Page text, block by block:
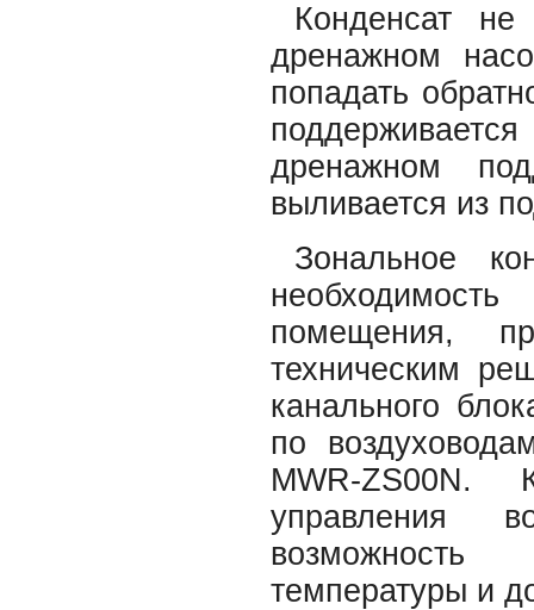
Конденсат
дренажном
попадать
дренажном
выливается из
Зональное
помещения,
техническим
канального
по
MWR-ZS00N.
управления
возможность
температуры и